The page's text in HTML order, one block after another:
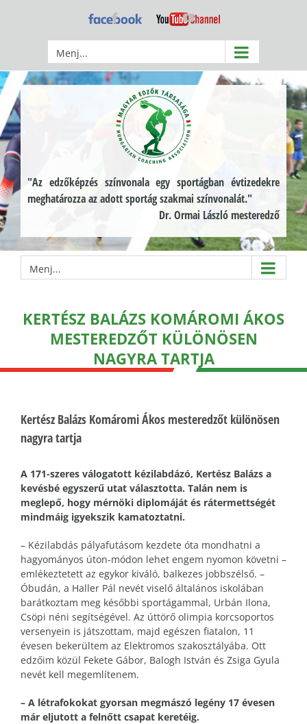
Facebook YouTube
Menj...
"Az edzőképzés színvonala egy sportágban évtizedekre
meghatározza az adott sportág szakmai színvonalát."
Dr. Ormai László mesteredző
Menj...
KERTÉSZ BALÁZS KOMÁROMI ÁKOS
MESTEREDZŐT KÜLÖNÖSEN
NAGYRA TARTJA
Kertész Balázs Komáromi Ákos mesteredzőt különösen
nagyra tartja
A 171-szeres válogatott kézilabdázó, Kertész Balázs a
kevésbé egyszerű utat választotta. Talán nem is
meglepő, hogy mérnöki diplomáját és rátermettségét
mindmáig igyekszik kamatoztatni.
– Kézilabdás pályafutásom kezdete óta mondhatni a
hagyományos úton-módon lehet engem nyomon követni –
emlékeztetett az egykor kiváló, balkezes jobbszélső. –
Óbudán, a Haller Pál nevét viselő általános iskolában
barátkoztam meg későbbi sportágammal, Urbán Ilona,
Csöpi néni segítségével. Az úttörő olimpia korcsoportos
versenyein is játszottam, majd egészen fiatalon, 11
évesen bekerültem az Elektromos szakosztályába. Ott
edzőim közül Fekete Gábor, Balogh István és Zsiga Gyula
nevét kell megemlítenem.
– A létrafokokat gyorsan megmászó legény 17 évesen
már eljutott a felnőtt csapat keretéig.